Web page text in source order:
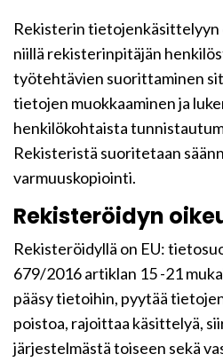
Rekisterin
niillä rekisterinpitäjän
työtehtävien suorittaminen
tietojen muokkaaminen ja
henkilökohtaista
Rekisteristä suoritetaan
varmuuskopiointi.
Rekisteröidyn
Rekisteröidyllä on EU:
679/2016 artiklan 15 -21
pääsy tietoihin, pyytää
poistoa, rajoittaa käsittelyä,
järjestelmästä toiseen sekä